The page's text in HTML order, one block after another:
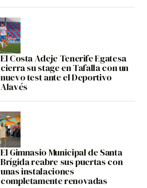
El Costa Adeje Tenerife Egatesa
cierra su stage en Tafalla con un
nuevo test ante el Deportivo
Alavés
El Gimnasio Municipal de Santa
Brígida reabre sus puertas con
unas instalaciones
completamente renovadas